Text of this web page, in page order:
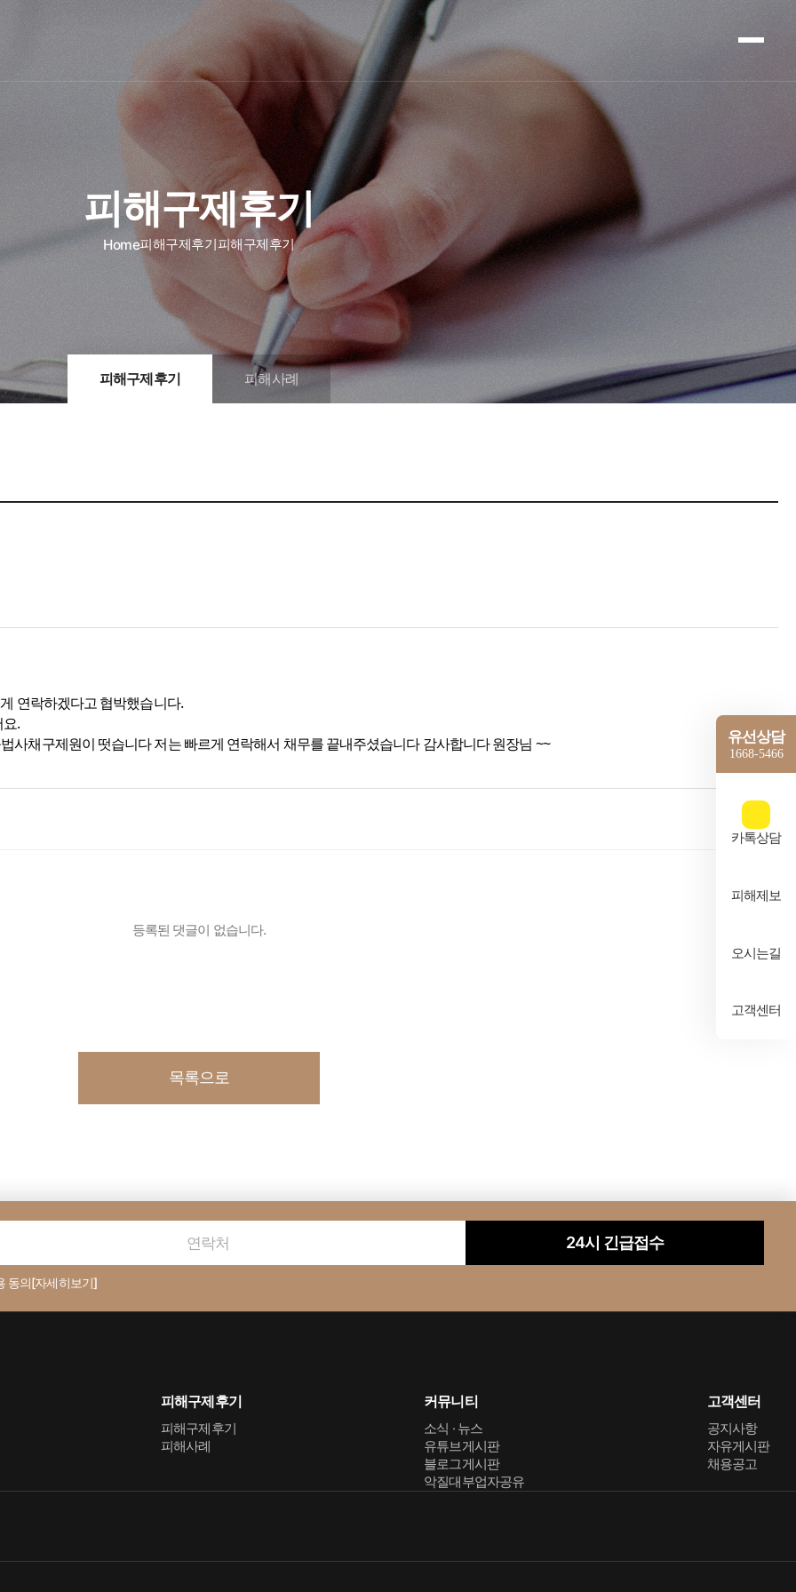
피해구제후기
Home피해구제후기피해구제후기
피해구제후기 피해사례
연락하겠다고 협박했습니다.
.
사채구제원이 떳습니다 저는 빠르게 연락해서 채무를 끝내주셨습니다 감사합니다 원장님 ~~
등록된 댓글이 없습니다.
목록으로
24시 긴급접수
동의[자세히보기]
피해구제후기
피해구제후기
피해사례
커뮤니티
소식 · 뉴스
유튜브게시판
블로그게시판
악질대부업자공유
고객센터
공지사항
자유게시판
채용공고
유선상담
1668-5466
카톡상담
피해제보
오시는길
고객센터